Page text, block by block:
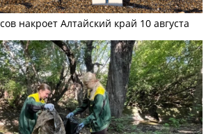
накроет Алтайский край 10 августа